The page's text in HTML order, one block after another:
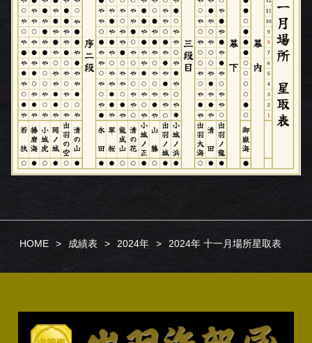
HOME 成績表 2024年 2024年 十一月場所星取表